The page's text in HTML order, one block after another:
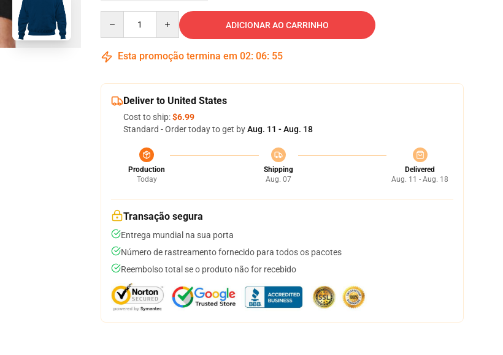
ADICIONAR AO CARRINHO
Esta promoção termina em 02: 06: 54
Deliver to United States
Cost to ship:$6.99
Standard - Order today to get byAug. 11 - Aug. 18
Production
Today
Shipping
Aug. 07
Delivered
Aug. 11 - Aug. 18
Transação segura
Entrega mundial na sua porta
Número de rastreamento fornecido para todos os pacotes
Reembolso total se o produto não for recebido